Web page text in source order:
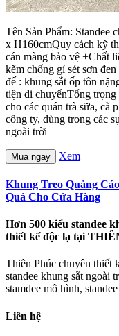
Tên Sản Phẩm: Standee
x H160cmQuy cách kỹ
cán màng bảo vệ +Chất
kẽm chống gỉ sét sơn
đế : khung sắt ốp tôn
tiện di chuyểnTổng
cho các quán trà sữa, cà
công ty, dùng trong các
ngoài trời
Mua ngay Xem
Khung Treo Quảng
Quả Cho Cửa Hàng
Hơn 500 kiểu standee
thiết kế độc lạ tại
Thiên Phúc chuyên thiết
standee khung sắt ngoài
stamdee mô hình,
Liên hệ